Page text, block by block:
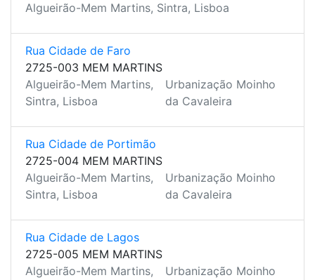
Algueirão-Mem Martins, Sintra, Lisboa
Rua Cidade de Faro
2725-003 MEM MARTINS
Algueirão-Mem Martins,
Sintra, Lisboa
Urbanização Moinho
da Cavaleira
Rua Cidade de Portimão
2725-004 MEM MARTINS
Algueirão-Mem Martins,
Sintra, Lisboa
Urbanização Moinho
da Cavaleira
Rua Cidade de Lagos
2725-005 MEM MARTINS
Algueirão-Mem Martins,
Urbanização Moinho